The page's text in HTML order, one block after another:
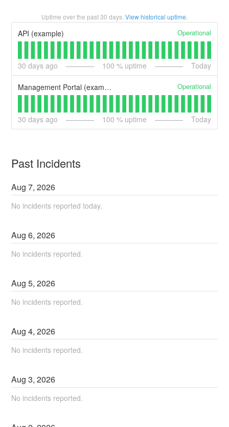
Uptime over the past30 days. View historical uptime.
API (example) Operational
30 days ago 100 % uptime Today
Management Portal (example) Operational
30 days ago 100 % uptime Today
Past Incidents
Aug7,2026
No incidents reported today.
Aug6,2026
No incidents reported.
Aug5,2026
No incidents reported.
Aug4,2026
No incidents reported.
Aug3,2026
No incidents reported.